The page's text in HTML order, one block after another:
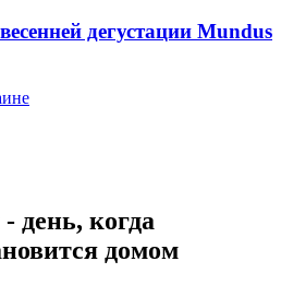
дегустации Mundus
день, когда
домом